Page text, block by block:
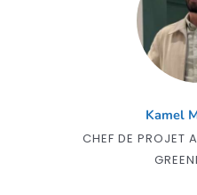
Kamel
CHEF DE PROJET